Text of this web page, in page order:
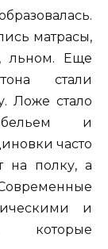
матрасы,
льном. Еще
стали
Ложе стало
бельем и
часто
на полку, а
и
которые